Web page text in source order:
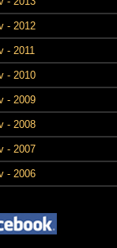
- 2012
- 2011
- 2010
- 2009
- 2008
- 2007
- 2006